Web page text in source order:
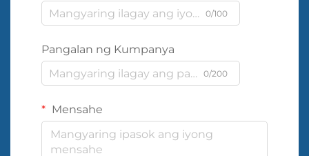
0/100
Pangalan ng Kumpanya
0/200
Mensahe